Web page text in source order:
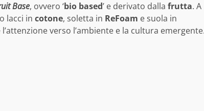
Base, ovvero ‘bio based’ e derivato dalla frutta. A
lacci in cotone, soletta in ReFoam e suola in
verso l’ambiente e la cultura